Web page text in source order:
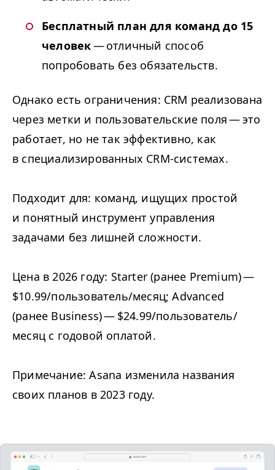
Бесплатный план для команд до 15
человек— отличный способ
попробовать без обязательств.
Однако есть ограничения: CRM реализована
через метки и пользовательские поля — это
работает, но не так эффективно, как
в специализированных CRM-системах.
Подходит для: команд, ищущих простой
и понятный инструмент управления
задачами без лишней сложности.
Цена в 2026 году: Starter (ранее Premium) —
$10.99/пользователь/месяц; Advanced
(ранее Business) — $24.99/пользователь/
месяц с годовой оплатой.
Примечание: Asana изменила названия
своих планов в 2023 году.